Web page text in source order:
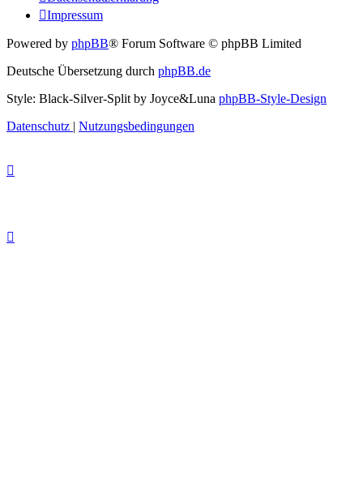
Impressum
Powered by phpBB® Forum Software © phpBB Limited
Deutsche Übersetzung durch phpBB.de
Style: Black-Silver-Split by Joyce&Luna phpBB-Style-Design
Datenschutz | Nutzungsbedingungen